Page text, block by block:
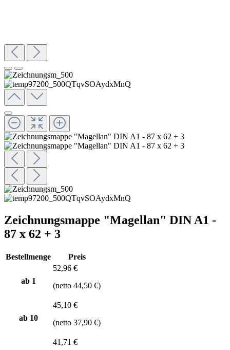
Zeichnungsmappe "Magellan" DIN A1 -
87 x 62 + 3
Bestellmenge Preis
ab 1
52,96 €
(netto 44,50 €)
ab 10
45,10 €
(netto 37,90 €)
41,71 €